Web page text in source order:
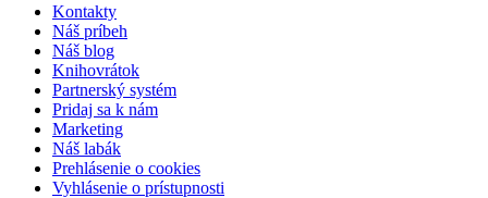
Kontakty
Náš príbeh
Náš blog
Knihovrátok
Partnerský systém
Pridaj sa k nám
Marketing
Náš labák
Prehlásenie o cookies
Vyhlásenie o prístupnosti